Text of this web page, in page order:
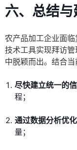
六、总结与
农产品加工企业面
技术工具实现拜访
中脱颖而出。结合当
尽快建立统一的
程；
通过数据分析优
量；